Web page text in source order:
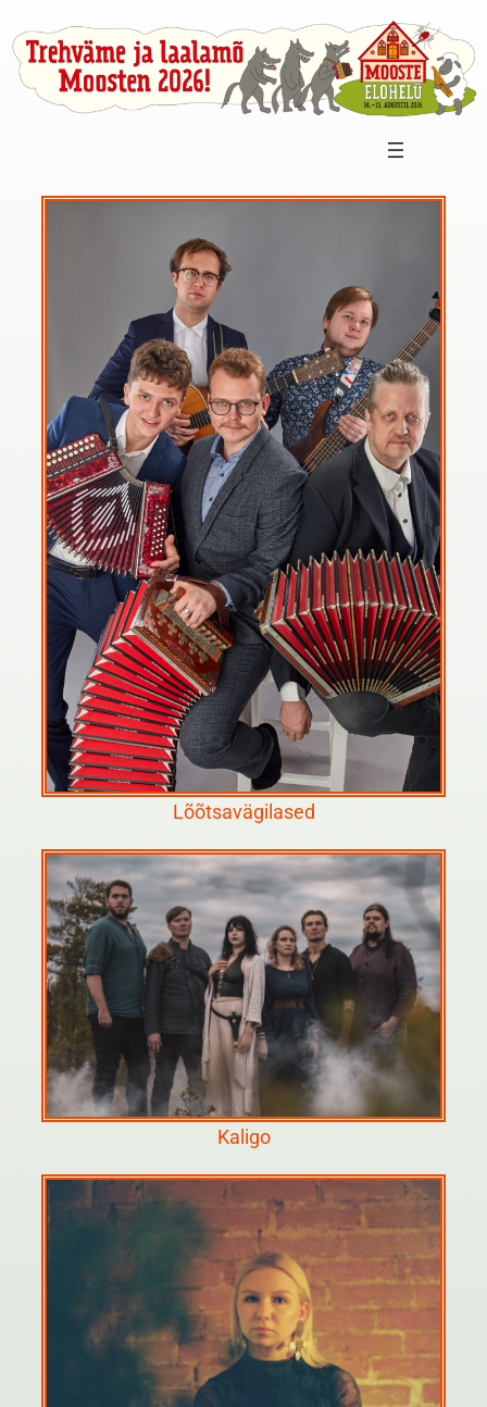
Lõõtsavägilased
Kaligo